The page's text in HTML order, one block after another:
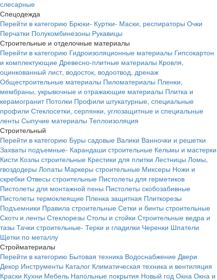
слесарные
Спецодежда
Перейти в категорию Брюки- Куртки- Маски, респираторы Очки
Перчатки Полукомбинезоны Рукавицы
Строительные и отделочные материалы
Перейти в категорию Гидроизоляционные материалы Гипсокартон
и комплектующие Древесно-плитные материалы Кровля,
оцинкованный лист, водосток, водоотвод, дренаж
Общестроительные материалы Пиломатериалы Пленки,
мембраны, укрывочные и отражающие материалы Плитка и
керамогранит Потолки Профили штукатурные, специальные
профили Стеклосетки, серпянки, углозащитные и специальные
ленты Сыпучие материалы Теплоизоляция
Строительный
Перейти в категорию Буры садовые Валики Ванночки и решетки
Захваты подъемные- Карандаши строительные Кельмы и мастерки
Кисти Козлы строительные Крестики для плитки Лестницы Ломы,
гвоздодеры Лопаты Маркеры строительные Миксеры Ножи и
скребки Отвесы строительные Пистолеты для герметиков
Пистолеты для монтажной пены Пистолеты скобозабивные
Пистолеты термоклеящие Пленка защитная Плиткорезы
Подъемники Правила строительные Сетки и бинты строительные
Скотч и ленты Стеклорезы Столы и стойки Строительные ведра и
тазы Тачки строительные- Терки и гладилки Черенки Шпатели
Щетки по металлу
Стройматериалы
Перейти в категорию Бытовая техника Водоснабжение Двери
Декор Инструменты Каталог Климатическая техника и вентиляция
Краски Кухни Мебель Напольные покрытия Новый год Окна Окна и